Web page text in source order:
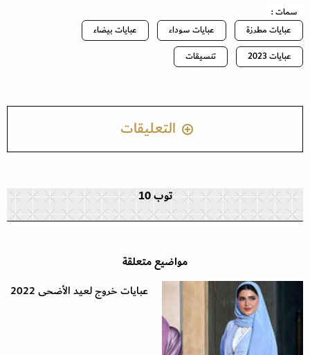
سمات :
عبايات مطرزة
عبايات سوداء
عبايات بيضاء
عبايات 2023
تنسيقات
التعليقات
توب 10
مواضيع متعلقة
عبايات خروج لعيد الأضحى 2022